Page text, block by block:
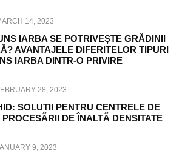
14, 2023
IARBA SE POTRIVEȘTE GRĂDINII
AVANTAJELE DIFERITELOR TIPURI
IARBA DINTR-O PRIVIRE
28, 2023
SOLUTII PENTRU CENTRELE DE
DE ÎNALTÃ DENSITATE
9, 2023